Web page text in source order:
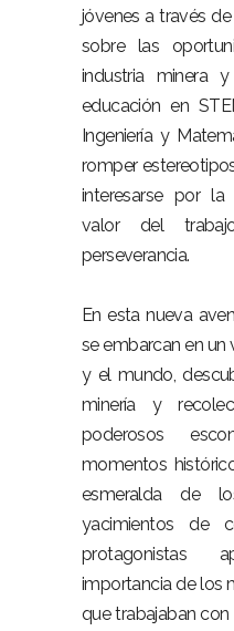
jóvenes a través
sobre las
industria minera
educación en
Ingeniería y
romper
interesarse por la
valor del
perseverancia.
En esta nueva
se embarcan en un
y el mundo,
minería y
poderosos
momentos
esmeralda de
yacimientos de
protagonistas
importancia de los
que trabajaban